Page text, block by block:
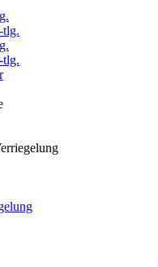
tlg.
tlg.